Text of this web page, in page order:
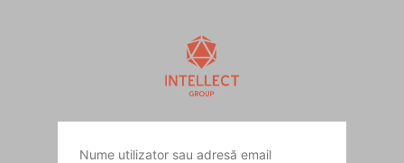
Nume utilizator sau adresă email